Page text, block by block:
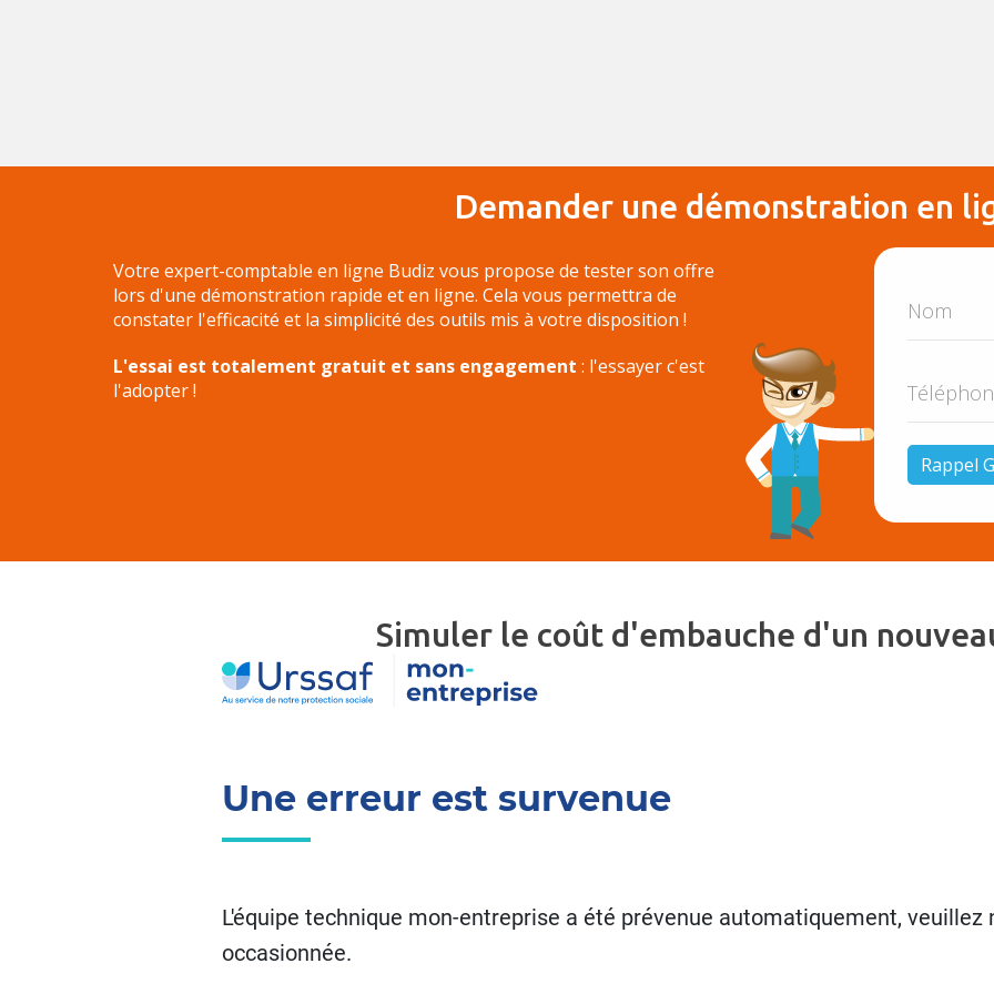
Demander une démonstration en
Votre expert-comptable en ligne Budiz vous propose de tester son offre
lors d'une démonstration rapide et en ligne. Cela vous permettra de
constater l'efficacité et la simplicité des outils mis à votre disposition !
L'essai est totalement gratuit et sans engagement : l'essayer c'est
l'adopter !
Simuler le coût d'embauche d'un